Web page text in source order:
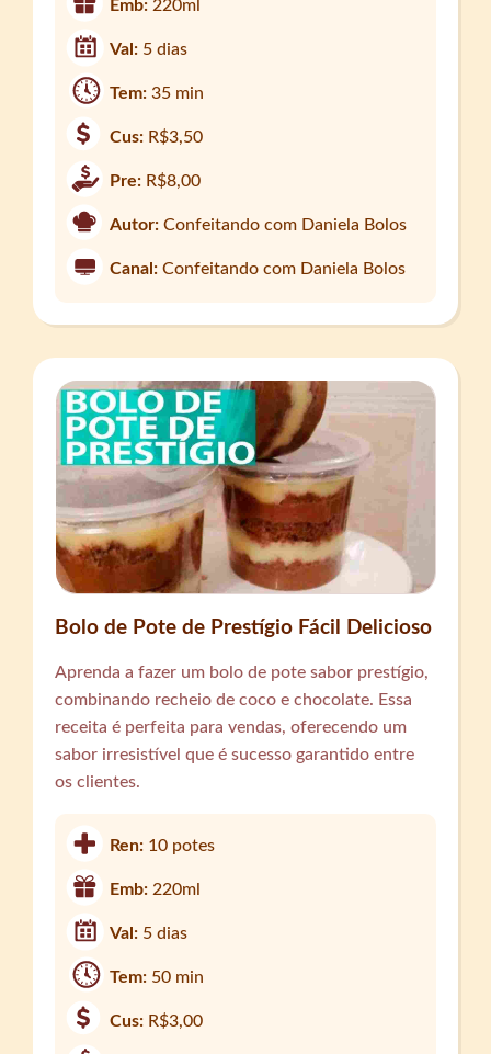
Emb:220ml
Val: 5 dias
Tem:35 min
Cus: R$3,50
Pre: R$8,00
Autor: Confeitando com Daniela Bolos
Canal: Confeitando com Daniela Bolos
Bolo de Pote de Prestígio Fácil Delicioso
Aprenda a fazer um bolo de pote sabor prestígio,
combinando recheio de coco e chocolate. Essa
receita é perfeita para vendas, oferecendo um
sabor irresistível que é sucesso garantido entre
os clientes.
Ren: 10 potes
Emb: 220ml
Val: 5 dias
Tem: 50 min
Cus: R$3,00